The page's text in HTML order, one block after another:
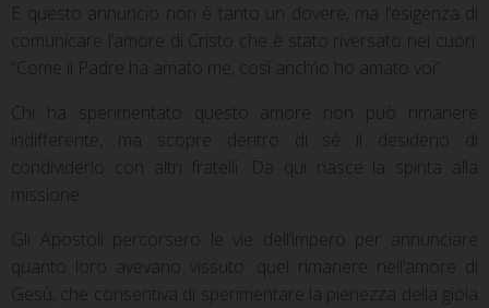
E questo annuncio non è tanto un dovere, ma l’esigenza di
comunicare l’amore di Cristo che è stato riversato nei cuori:
“Come il Padre ha amato me, così anch’io ho amato voi”.
Chi ha sperimentato questo amore non può rimanere
indifferente, ma scopre dentro di sé il desiderio di
condividerlo con altri fratelli. Da qui nasce la spinta alla
missione.
Gli Apostoli percorsero le vie dell’impero per annunciare
quanto loro avevano vissuto: quel rimanere nell’amore di
Gesù, che consentiva di sperimentare la pienezza della gioia